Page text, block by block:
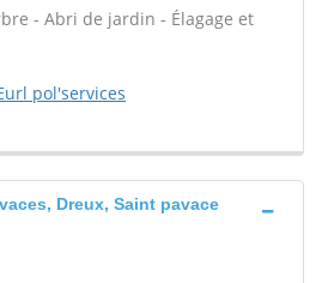
- Abri de jardin - Élagage et
pol'services
Dreux, Saint pavace